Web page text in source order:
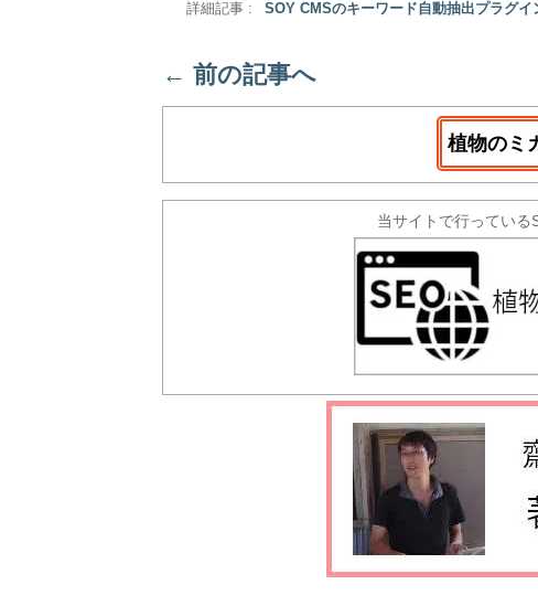
詳細記事 : SOY CMSのキーワード自動抽出プラグ
← 前の記事へ
植物のミ
当サイトで行っている